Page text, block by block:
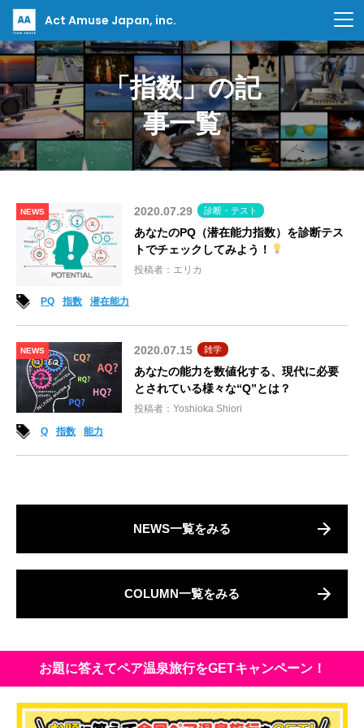
Act Amuse Japan, inc.
「指数」の記
事一覧
NEWS 2020.07.29 診断・テスト
あなたのPQ（潜在能力指数）を診断テス
トでチェックしてみよう！
投稿者：エリカ
PQ 指数 潜在能力
NEWS 2020.07.15 雑学
あなたの能力を数値化する、現代に必要
とされている様々な“Q”とは？
投稿者：Yoshioka Shiori
Q
指数 能力
NEWS一覧をみる
COLUMN一覧をみる
お題に答えてペア温泉旅行をGETキャンペーン！